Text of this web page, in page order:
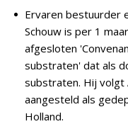
Ervaren bestuurder
Schouw is per 1
afgesloten
substraten' dat als
substraten. Hij volgt
aangesteld als
Holland.